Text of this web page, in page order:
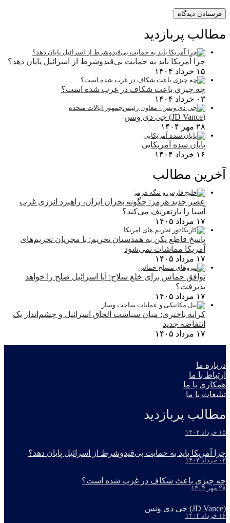
مطالب پربازدید
چرا آمریکا باید به حمایت بی‌قیدوشرط از اسرائیل پایان دهد؟
۱۵ خرداد ۱۴۰۴
چه چیزی باعث شکاف در غرب شده است؟
۰۳ خرداد ۱۴۰۴
(JD Vance) جی دی ونس
۲۸ مهر ۱۴۰۴
پایان سده آمریکایی
۱۶ خرداد ۱۴۰۴
آخرین مطالب
عصر جدید هرمز: چگونه بحران ایران، راهبرد انرژی غرب
آسیا را بازتعریف می‌کند؟
۱۷ مرداد ۱۴۰۵
پاسخ قاطع پکن به همدستان تحریم: با مجریان تحریم‌های
آمریکا مماشات نمی‌شود
۱۷ مرداد ۱۴۰۵
توافق حماس برای خلع سلاح: آیا اسرائیل صلح را خواهد
پذیرفت؟
۱۷ مرداد ۱۴۰۵
کرانه باختری: میان سیاست الحاق اسرائیل و چشم‌انداز یک
انتفاضه جدید
۱۷ مرداد ۱۴۰۵
درباره ما
ارتباط با ما
همکاری با ما
تبلیغات با ما
مطالب پربازدید
۱۵ خرداد ۱۴۰۴
چرا آمریکا باید به حمایت بی‌قیدوشرط از اسرائیل پایان دهد؟
۰۳ خرداد ۱۴۰۴
چه چیزی باعث شکاف در غرب شده است؟
۲۸ مهر ۱۴۰۴
(JD Vance) جی دی ونس
۱۶ خرداد ۱۴۰۴